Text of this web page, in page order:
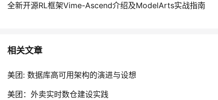
全新开源RL框架Vime-Ascend介绍及ModelArts实战指南
相关文章
美团: 数据库高可用架构的演进与设想
美团：外卖实时数仓建设实践